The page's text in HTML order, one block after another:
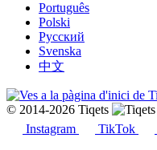
Português
Polski
Русский
Svenska
中文
© 2014-2026 Tiqets
Instagram
TikTok